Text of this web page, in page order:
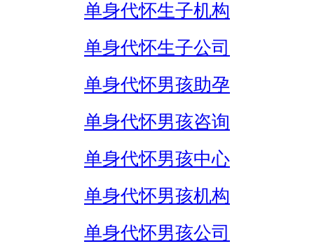
单身代怀生子机构
单身代怀生子公司
单身代怀男孩助孕
单身代怀男孩咨询
单身代怀男孩中心
单身代怀男孩机构
单身代怀男孩公司